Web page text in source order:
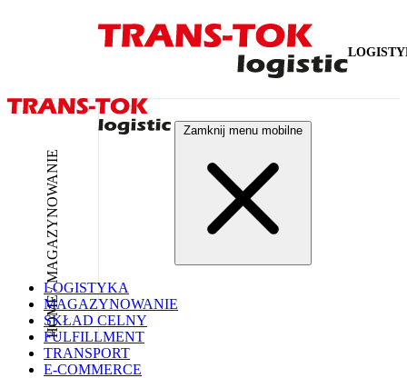
Zamknij menu mobilne
LOGISTYKA
MAGAZYNOWANIE
SKŁAD CELNY
FULFILLMENT
TRANSPORT
E-COMMERCE
HOME / MAGAZYNOWANIE